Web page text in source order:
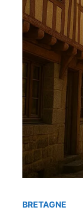
BRETAGNE